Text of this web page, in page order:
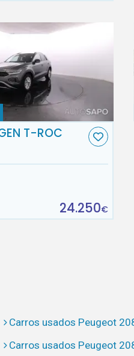
T-ROC
24.250€
Carros usados Peugeot
Carros usados Peugeot